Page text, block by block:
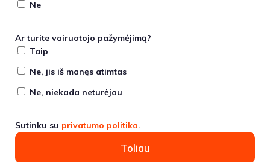
Ne
Ar turite vairuotojo pažymėjimą?
Taip
Ne, jis iš manęs atimtas
Ne, niekada neturėjau
Sutinku su privatumo politika.
Toliau